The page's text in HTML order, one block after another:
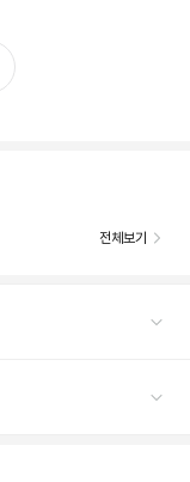
전체보기